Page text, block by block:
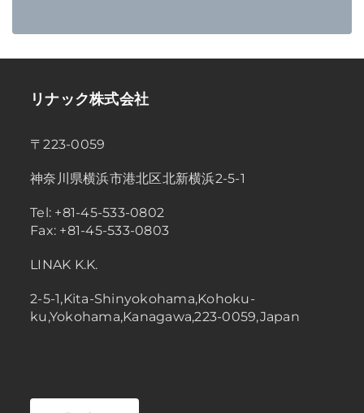
リナック株式会社
〒223-0059
神奈川県横浜市港北区北新横浜2-5-1
Tel: +81-45-533-0802
Fax: +81-45-533-0803
LINAK K.K.
2-5-1,Kita-Shinyokohama,Kohoku-
ku,Yokohama,Kanagawa,223-0059,Japan